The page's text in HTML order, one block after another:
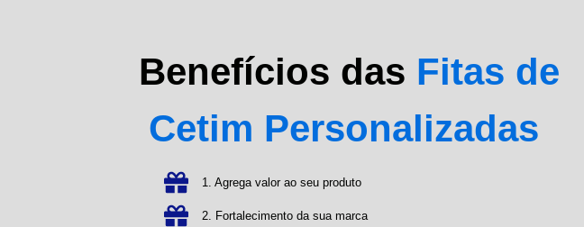
Benefícios das Fitas de
Cetim Personalizadas
1. Agrega valor ao seu produto
2. Fortalecimento da sua marca